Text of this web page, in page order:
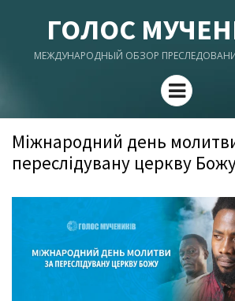
ГОЛОС
МЕЖДУНАРОДНЫЙ ОБЗОР
Menu
Міжнародний день
переслідувану церкву